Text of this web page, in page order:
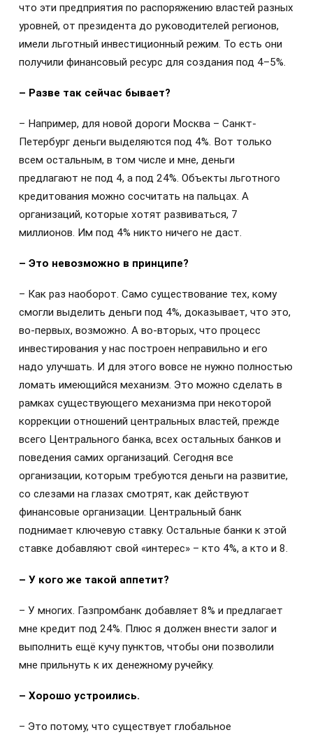
что эти предприятия по распоряжению властей разных
уровней, от президента до руководителей регионов,
имели льготный инвестиционный режим. То есть они
получили финансовый ресурс для создания под 4–5%.
– Разве так сейчас бывает?
– Например, для новой дороги Москва – Санкт-
Петербург деньги выделяются под 4%. Вот только
всем остальным, в том числе и мне, деньги
предлагают не под 4, а под 24%. Объекты льготного
кредитования можно сосчитать на пальцах. А
организаций, которые хотят развиваться, 7
миллионов. Им под 4% никто ничего не даст.
– Это невозможно в принципе?
– Как раз наоборот. Само существование тех, кому
смогли выделить деньги под 4%, доказывает, что это,
во-первых, возможно. А во-вторых, что процесс
инвестирования у нас построен неправильно и его
надо улучшать. И для этого вовсе не нужно полностью
ломать имеющийся механизм. Это можно сделать в
рамках существующего механизма при некоторой
коррекции отношений центральных властей, прежде
всего Центрального банка, всех остальных банков и
поведения самих организаций. Сегодня все
организации, которым требуются деньги на развитие,
со слезами на глазах смотрят, как действуют
финансовые организации. Центральный банк
поднимает ключевую ставку. Остальные банки к этой
ставке добавляют свой «интерес» – кто 4%, а кто и 8.
– У кого же такой аппетит?
– У многих. Газпромбанк добавляет 8% и предлагает
мне кредит под 24%. Плюс я должен внести залог и
выполнить ещё кучу пунктов, чтобы они позволили
мне прильнуть к их денежному ручейку.
– Хорошо устроились.
– Это потому, что существует глобальное